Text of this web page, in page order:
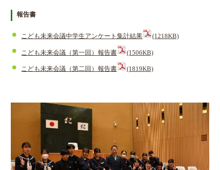
報告書
こども未来会議中学生アンケート集計結果 (1218KB)
こども未来会議（第一回）報告書 (1506KB)
こども未来会議（第二回）報告書 (1819KB)